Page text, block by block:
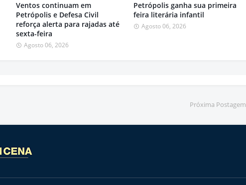
Ventos continuam em
Petrópolis e Defesa Civil
reforça alerta para rajadas até
sexta-feira
Agosto 06, 2026
Petrópolis ganha sua primeira
feira literária infantil
Agosto 06, 2026
Próxima Postagem